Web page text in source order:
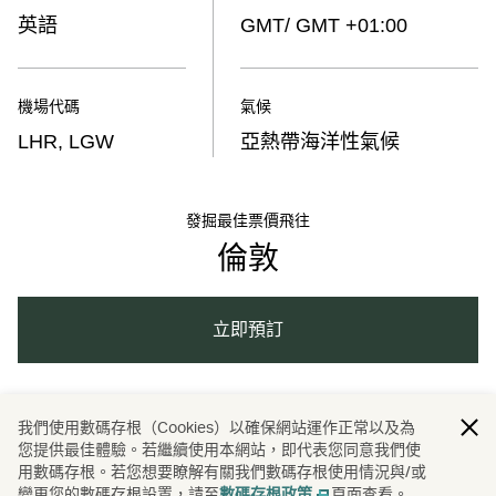
英語
機場代碼
LHR, LGW
GMT/ GMT +01:00
氣候
亞熱帶海洋性氣候
發掘最佳票價飛往
倫敦
立即預訂
歐洲 / 英國 / 倫敦 / 國泰的故事 / 旅程 /
城市 / 餐飲美食
我們使用數碼存根（Cookies）以確保網站運作正常以及為
您提供最佳體驗。若繼續使用本網站，即代表您同意我們使
用數碼存根。若您想要瞭解有關我們數碼存根使用情況與/或